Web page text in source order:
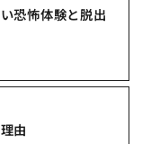
恐怖体験と脱出
由